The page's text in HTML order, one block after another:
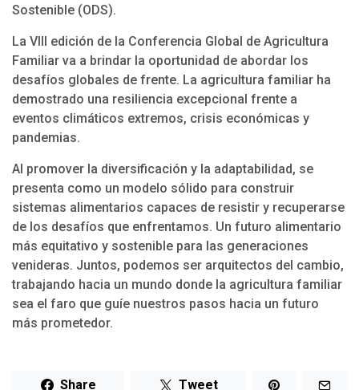
Sostenible (ODS).
La VIII edición de la Conferencia Global de Agricultura
Familiar va a brindar la oportunidad de abordar los
desafíos globales de frente. La agricultura familiar ha
demostrado una resiliencia excepcional frente a
eventos climáticos extremos, crisis económicas y
pandemias.
Al promover la diversificación y la adaptabilidad, se
presenta como un modelo sólido para construir
sistemas alimentarios capaces de resistir y recuperarse
de los desafíos que enfrentamos. Un futuro alimentario
más equitativo y sostenible para las generaciones
venideras. Juntos, podemos ser arquitectos del cambio,
trabajando hacia un mundo donde la agricultura familiar
sea el faro que guíe nuestros pasos hacia un futuro
más prometedor.
Share Tweet